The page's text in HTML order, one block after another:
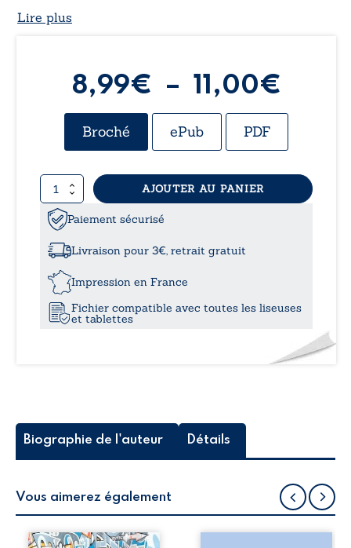
ses formes.
Lire plus
8,99€ – 11,00€
de
Broché ePub PDF
quantité
de
De
matinada
ou
grâce
matin
AJOUTER AU PANIER
Paiement sécurisé
Livraison pour 3€, retrait gratuit
Impression en France
Fichier compatible avec toutes les liseuses
et tablettes
Biographie de l'auteur Détails
Vous aimerez également